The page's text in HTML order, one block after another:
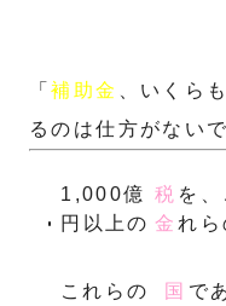
「補助金
、いくら
るのは仕方がない
1,000億
円以上の
税
金
を、
れら
これらの
国 で